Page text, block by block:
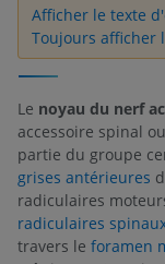
Afficher le texte
Toujours afficher
Le noyau du nerf
accessoire spinal
partie du groupe
grises antérieures
radiculaires
radiculaires
travers le foramen